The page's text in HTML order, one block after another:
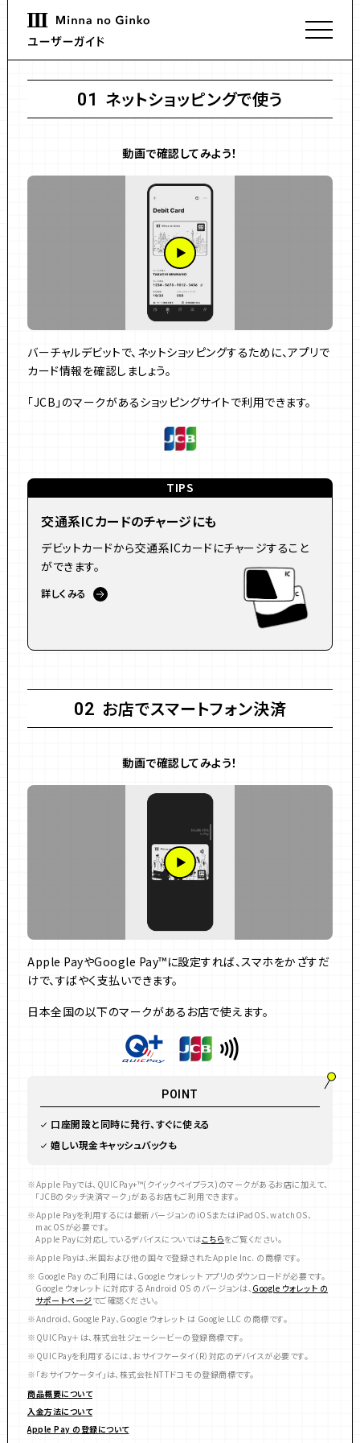
01 ネットショッピングで使う
動画で確認してみよう！
バーチャルデビットで、ネットショッピングするために、アプリで
カード情報を確認しましょう。
「JCB」のマークがあるショッピングサイトで利用できます。
TIPS
交通系ICカードのチャージにも
デビットカードから交通系ICカードにチャージすること
ができます。
詳しくみる
02 お店でスマートフォン決済
動画で確認してみよう！
Apple PayやGoogle Pay™に設定すれば、スマホをかざすだ
けで、すばやく支払いできます。
日本全国の以下のマークがあるお店で使えます。
POINT
口座開設と同時に発行、すぐに使える
嬉しい現金キャッシュバックも
Apple Payでは、QUICPay+™(クイックペイプラス)のマークがあるお店に加えて、
「JCBのタッチ決済マーク」があるお店もご利用できます。
Apple Payを利用するには最新バージョンのiOSまたはiPadOS、watchOS、
macOSが必要です。
Apple Payに対応しているデバイスについてはこちらをご覧ください。
Apple Payは、米国および他の国々で登録されたApple Inc. の商標です。
Google Pay のご利用には、Google ウォレット アプリのダウンロードが必要です。
Google ウォレット に対応する Android OS のバージョンは、 Google ウォレット の
サポートページでご確認ください。
Android、Google Pay、Google ウォレット は Google LLC の商標です。
QUICPay＋は、株式会社ジェーシービーの登録商標です。
QUICPayを利用するには、おサイフケータイ（R）対応のデバイスが必要です。
「おサイフケータイ」は、株式会社NTTドコモの登録商標です。
商品概要について
入金方法について
Apple Pay の登録について